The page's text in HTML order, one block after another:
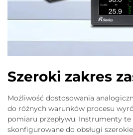
Szeroki zakres
Możliwość dostosowania
do różnych warunków procesu
pomiaru przepływu. Instrumenty
skonfigurowane do obsługi